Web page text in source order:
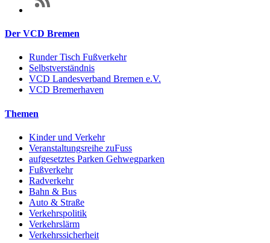
Der VCD Bremen
Runder Tisch Fußverkehr
Selbstverständnis
VCD Landesverband Bremen e.V.
VCD Bremerhaven
Themen
Kinder und Verkehr
Veranstaltungsreihe zuFuss
aufgesetztes Parken Gehwegparken
Fußverkehr
Radverkehr
Bahn & Bus
Auto & Straße
Verkehrspolitik
Verkehrslärm
Verkehrssicherheit